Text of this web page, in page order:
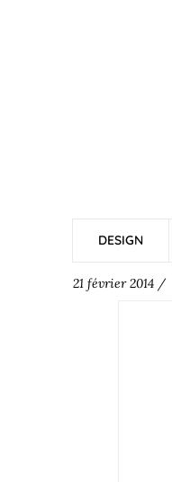
DESIGN
21 février 2014 /